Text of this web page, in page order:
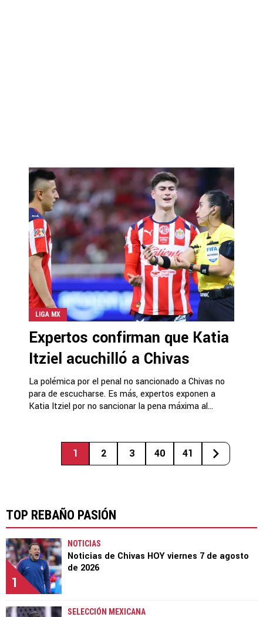
LIGA MX
Expertos confirman que Katia
Itziel acuchilló a Chivas
La polémica por el penal no sancionado a Chivas no
para de escucharse. Es más, expertos exponen a
Katia Itziel por no sancionar la pena máxima al...
1 2 3 40 41
TOP REBAÑO PASIÓN
1
NOTICIAS
Noticias de Chivas HOY viernes 7 de agosto
de 2026
SELECCIÓN MEXICANA